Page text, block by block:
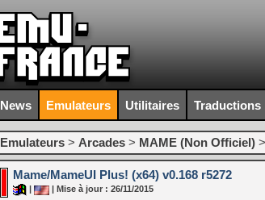
News Emulateurs Utilitaires Traductions
Emulateurs > Arcades > MAME (Non Officiel) >
Mame/MameUI Plus! (x64) v0.168 r5272
| Mise à jour : 26/11/2015